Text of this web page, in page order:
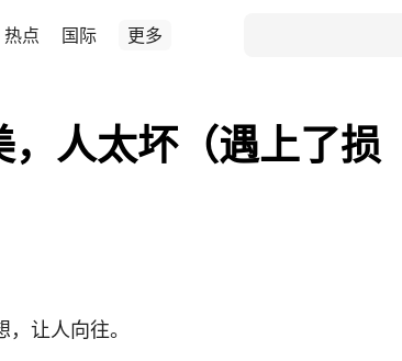
热点 国际 更多
人太坏（遇上了损
让人向往。